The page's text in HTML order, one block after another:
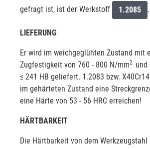
gefragt ist, ist der Werkstoff
1.2085 .
LIEFERUNG
Er wird im weichgeglühten Zustand mit
Zugfestigkeit von 760 - 800 N/mm2 und
≤ 241 HB geliefert. 1.2083 bzw.
im gehärteten Zustand eine
eine Härte von 53 - 56 HRC erreichen!
HÄRTBARKEIT
Die Härtbarkeit von dem